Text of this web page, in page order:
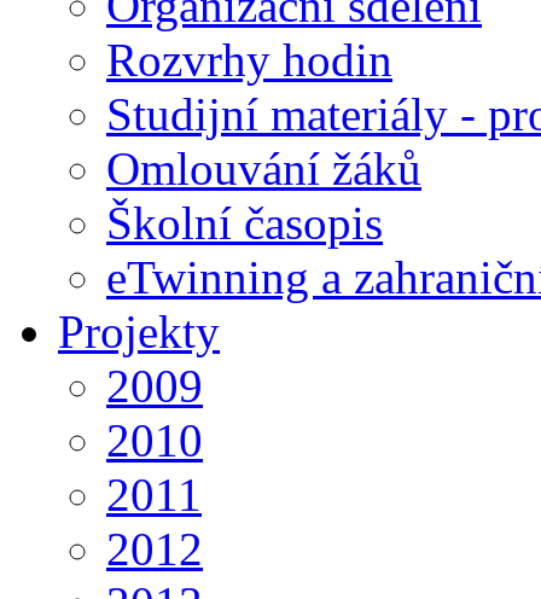
Rozvrhy hodin
Studijní materiály -
Omlouvání žáků
Školní časopis
eTwinning a
Projekty
2009
2010
2011
2012